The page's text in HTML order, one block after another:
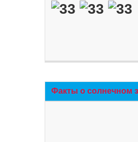
Факты о солнечном